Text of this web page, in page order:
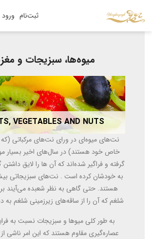
ثبت‌نام ورود
میوه‌ها، سبزیجات و
VEGETABLES AND NUTS
نت‌های میوه‌ای در ورای نت‌های مرکباتی (که
خاص خود هستند) در سال‌های اخیر بسیار
گرفته و فراگیر شده‌اند که آن ها را لایق
به خودشان کرده است . نت‌های سبزیجاتی
هستند. حتی گاهی به نظر شعبده می‌آیند
شلغم که آن را از ساقه‌های زیرزمینی شلغم
به طور کلی میو‌ها و سبزیجات نسبت به
عصاره‌گیری مقاوم هستند که این امر ناشی